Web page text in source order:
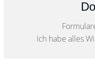
Ich habe alles